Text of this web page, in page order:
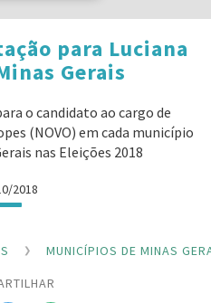
para Luciana
Gerais
o candidato ao cargo de
(NOVO) em cada município
nas Eleições 2018
2018
MUNICÍPIOS DE MINAS